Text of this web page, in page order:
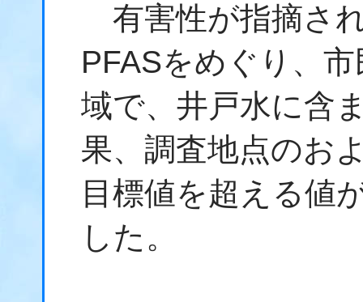
有害性が指摘さ
PFASをめぐり、
域で、井戸水に含
果、調査地点のお
目標値を超える値
した。